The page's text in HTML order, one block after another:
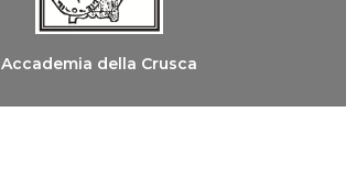
Accademia della Crusca